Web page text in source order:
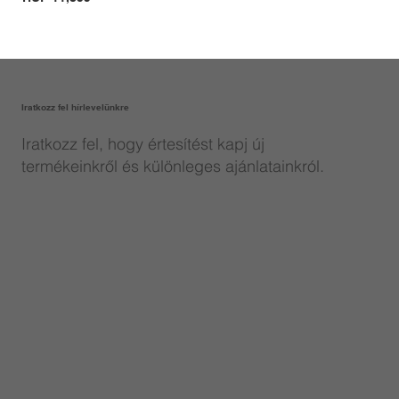
Iratkozz fel hírlevelünkre
Iratkozz fel, hogy értesítést kapj új
termékeinkről és különleges ajánlatainkról.